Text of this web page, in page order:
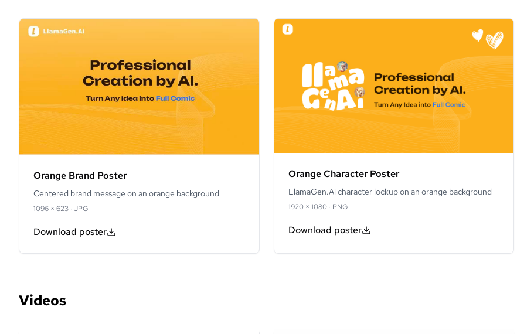
Orange Brand Poster
Centered brand message on an orange background
1096 × 623 · JPG
Download poster
Orange Character Poster
LlamaGen.Ai character lockup on an orange background
1920 × 1080· PNG
Download poster
Videos